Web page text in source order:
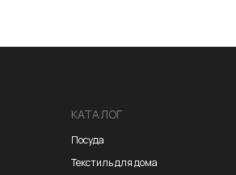
КАТАЛОГ
Посуда
Текстиль для дома